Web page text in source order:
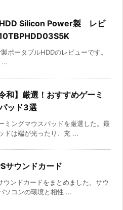
Silicon Power製 レビ
ポータブルHDDのレビューです。
...
和】厳選！おすすめゲーミ
ッド3選
ミングマウスパッドを厳選した。最
ドは端が光ったり、充 ...
サウンドカード
ウンドカードをまとめました。サウ
ソコンの環境と相性 ...